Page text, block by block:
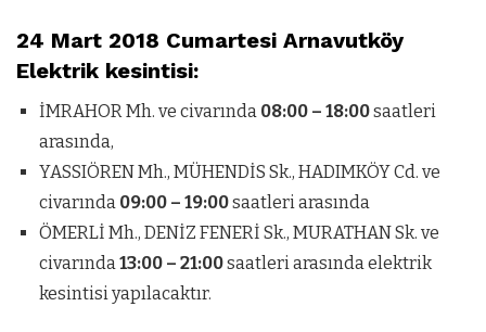
24 Mart 2018 Cumartesi Arnavutköy
Elektrik kesintisi:
İMRAHOR Mh. ve civarında 08:00 – 18:00saatleri
arasında,
YASSIÖREN Mh., MÜHENDİS Sk., HADIMKÖY Cd. ve
civarında 09:00 – 19:00saatleri arasında
ÖMERLİ Mh., DENİZ FENERİ Sk., MURATHAN Sk. ve
civarında13:00 – 21:00saatleri arasında elektrik
kesintisi yapılacaktır.